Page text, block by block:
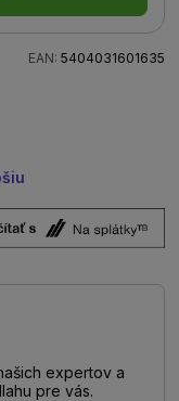
EAN: 5404031601635
expertov a
pre vás.